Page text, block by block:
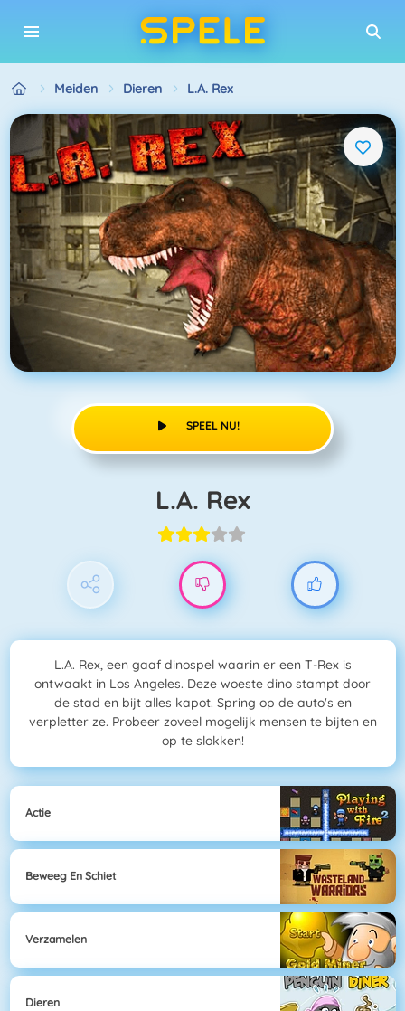
Meiden Dieren L.A. Rex
SPEEL NU!
L.A. Rex
L.A. Rex, een gaaf dinospel waarin er een T-Rex is
ontwaakt in Los Angeles. Deze woeste dino stampt door
de stad en bijt alles kapot. Spring op de auto's en
verpletter ze. Probeer zoveel mogelijk mensen te bijten en
op te slokken!
Actie
Beweeg En Schiet
Verzamelen
Dieren